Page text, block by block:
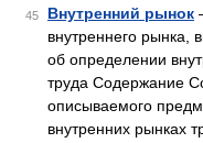
45 Внутренний рынок
внутреннего рынка,
об определении
труда Содержание
описываемого
внутренних рынках